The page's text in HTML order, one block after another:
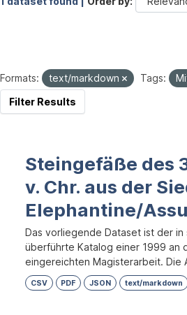
Formats: text/markdown Tags:
Filter Results
Steingefäße des
v. Chr. aus der
Elephantine/
Das vorliegende Dataset ist der
überführte Katalog einer 1999 an
eingereichten Magisterarbeit. Die
CSV PDF JSON text/markdown